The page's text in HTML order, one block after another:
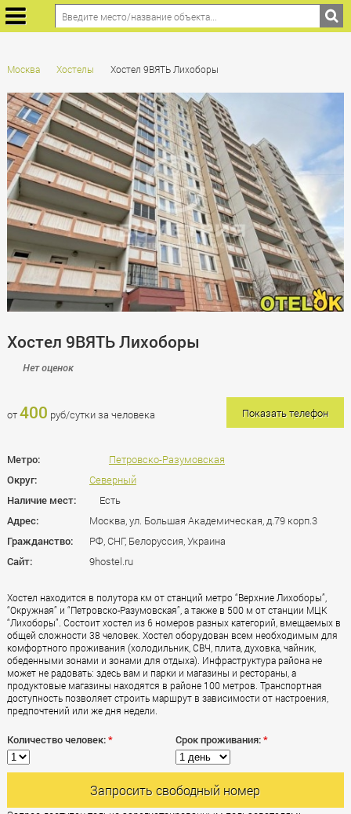
Москва Хостелы Хостел 9ВЯТЬ Лихоборы
Хостел 9ВЯТЬ Лихоборы
Нет оценок
от400 руб/сутки за человека Показать телефон
Метро:
Петровско-Разумовская
Округ:
Северный
Наличие мест:
Есть
Адрес:
Москва, ул. Большая Академическая, д.79 корп.3
Гражданство:
РФ, СНГ, Белоруссия, Украина
Сайт:
9hostel.ru
Хостел находится в полутора км от станций метро “Верхние Лихоборы”,
“Окружная” и “Петровско-Разумовская”, а также в 500 м от станции МЦК
“Лихоборы”. Состоит хостел из 6 номеров разных категорий, вмещаемых в
общей сложности 38 человек. Хостел оборудован всем необходимым для
комфортного проживания (холодильник, СВЧ, плита, духовка, чайник,
обеденными зонами и зонами для отдыха). Инфраструктура района не
может не радовать: здесь вам и парки и магазины и рестораны, а
продуктовые магазины находятся в районе 100 метров. Транспортная
доступность позволяет строить маршрут в зависимости от настроения,
предпочтений или же дня недели.
Количество человек:* Срок проживания:*
Запросить свободный номер